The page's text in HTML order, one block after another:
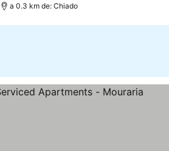
a 0.3 km de: Chiado